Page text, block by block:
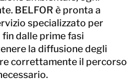
BELFOR è pronta a
specializzato per
dalle prime fasi
la diffusione degli
correttamente il percorso